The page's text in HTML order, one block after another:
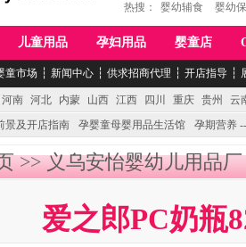
热搜： 婴幼辅食 婴幼
儿童用品 孕妇用品 婴童店
童市场 ┆ 新闻中心 ┆ 供求招商代理 ┆ 开店指导 ┆
河南 河北 内蒙 山西 江西 四川 重庆 贵州
云
景及开店指南 孕婴童母婴用品生活馆 孕期营养
>>义乌安怡婴幼儿用品厂
爱之郎PC奶瓶